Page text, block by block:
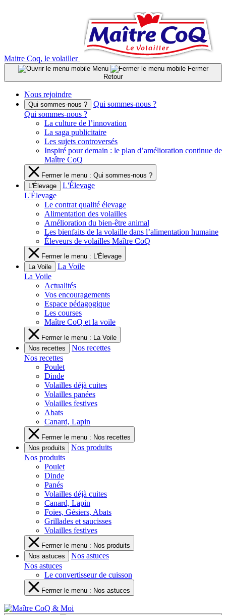
Maitre Coq, le volailler
Menu
Fermer
Retour
Nous rejoindre
Qui sommes-nous ?
Qui sommes-nous ?
Qui sommes-nous ?
La culture de l’innovation
La saga publicitaire
Les sujets controversés
Inspiré pour demain : le plan d’amélioration continue de
Maître CoQ
Fermer le menu : Qui sommes-nous ?
L'Élevage
L'Élevage
L'Élevage
Le contrat qualité élevage
Alimentation des volailles
Amélioration du bien-être animal
Les bienfaits de la volaille dans l’alimentation humaine
Éleveurs de volailles Maître CoQ
Fermer le menu : L'Élevage
La Voile
La Voile
La Voile
Actualités
Vos encouragements
Espace pédagogique
Les courses
Maître CoQ et la voile
Fermer le menu : La Voile
Nos recettes
Nos recettes
Nos recettes
Poulet
Dinde
Volailles déjà cuites
Volailles panées
Volailles festives
Abats
Canard, Lapin
Fermer le menu : Nos recettes
Nos produits
Nos produits
Nos produits
Poulet
Dinde
Panés
Volailles déjà cuites
Canard, Lapin
Foies, Gésiers, Abats
Grillades et saucisses
Volailles festives
Fermer le menu : Nos produits
Nos astuces
Nos astuces
Nos astuces
Le convertisseur de cuisson
Fermer le menu : Nos astuces